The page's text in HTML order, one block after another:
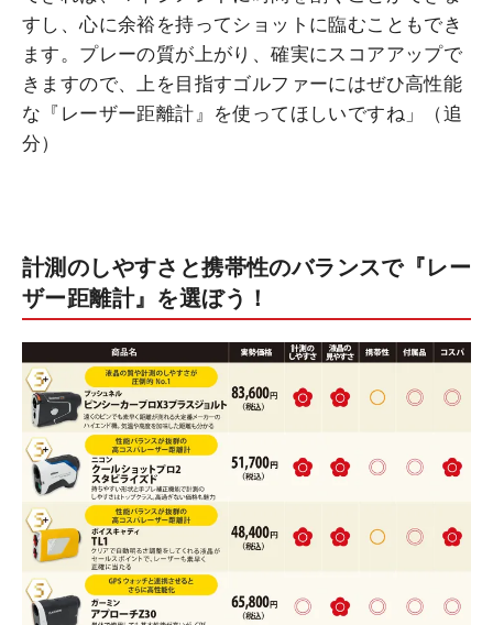
すし、心に余裕を持ってショットに臨むこともでき
ます。プレーの質が上がり、確実にスコアアップで
きますので、上を目指すゴルファーにはぜひ高性能
な『レーザー距離計』を使ってほしいですね」（追
分）
計測のしやすさと携帯性のバランスで『レー
ザー距離計』を選ぼう！